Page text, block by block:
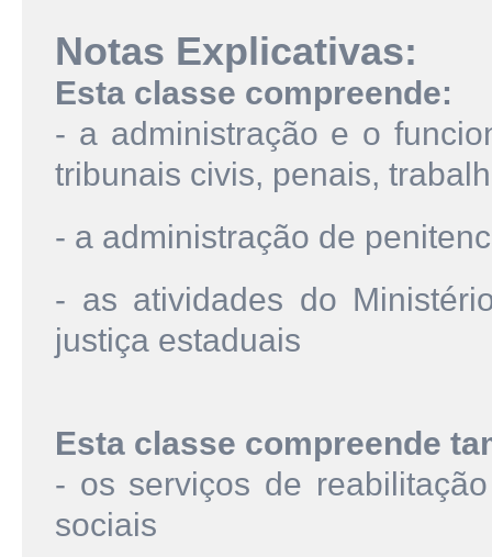
Notas Explicativas:
Esta classe compreende:
- a administração e o
tribunais civis, penais,
- a administração de
- as atividades do
justiça estaduais
Esta classe compreende
- os serviços de
sociais